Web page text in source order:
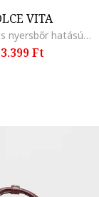
VITA
Devyn bőr és nyersbőr hatású válltáska, Fekete
Ft